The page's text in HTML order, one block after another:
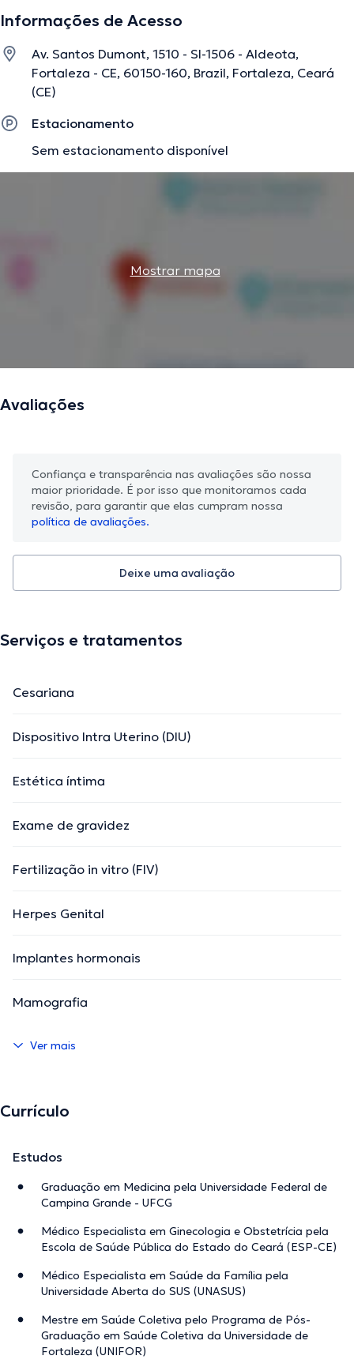
Informações de Acesso
Av. Santos Dumont, 1510 - Sl-1506 - Aldeota,
Fortaleza - CE, 60150-160, Brazil, Fortaleza, Ceará
(CE)
Estacionamento
Sem estacionamento disponível
Mostrar mapa
Avaliações
Confiança e transparência nas avaliações são nossa
maior prioridade. É por isso que monitoramos cada
revisão, para garantir que elas cumpram nossa
política de avaliações.
Deixe uma avaliação
Serviços e tratamentos
Cesariana
Dispositivo Intra Uterino (DIU)
Estética íntima
Exame de gravidez
Fertilização in vitro (FIV)
Herpes Genital
Implantes hormonais
Mamografia
Ver mais
Currículo
Estudos
Graduação em Medicina pela Universidade Federal de
Campina Grande - UFCG
Médico Especialista em Ginecologia e Obstetrícia pela
Escola de Saúde Pública do Estado do Ceará (ESP-CE)
Médico Especialista em Saúde da Família pela
Universidade Aberta do SUS (UNASUS)
Mestre em Saúde Coletiva pelo Programa de Pós-
Graduação em Saúde Coletiva da Universidade de
Fortaleza (UNIFOR)